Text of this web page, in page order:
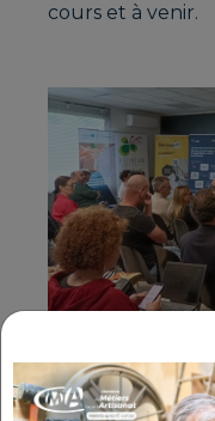
cours et à venir.
LES